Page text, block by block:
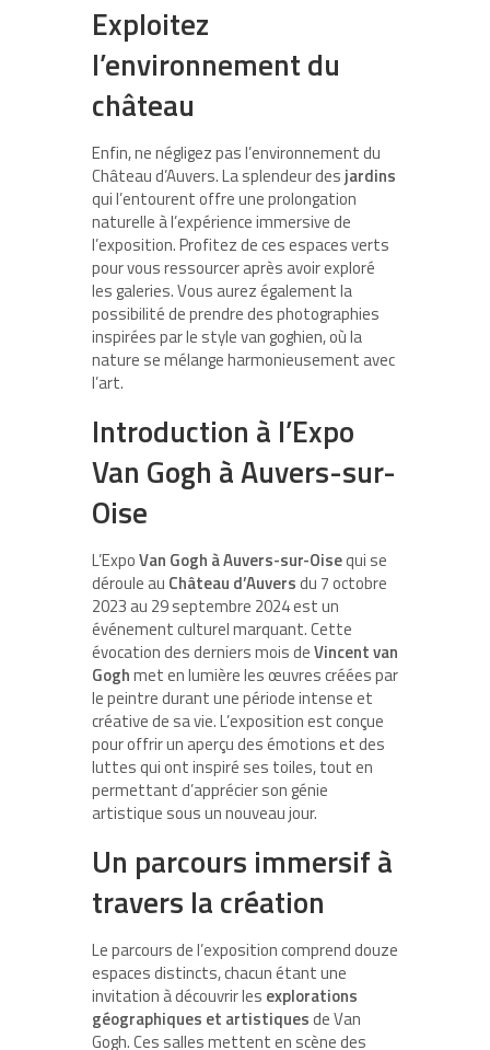
Exploitez
l’environnement du
château
Enfin, ne négligez pas l’environnement du
Château d’Auvers. La splendeur des jardins
qui l’entourent offre une prolongation
naturelle à l’expérience immersive de
l’exposition. Profitez de ces espaces verts
pour vous ressourcer après avoir exploré
les galeries. Vous aurez également la
possibilité de prendre des photographies
inspirées par le style van goghien, où la
nature se mélange harmonieusement avec
l’art.
Introduction à l’Expo
Van Gogh à Auvers-sur-
Oise
L’ExpoVan Gogh à Auvers-sur-Oisequi se
déroule au Château d’Auversdu 7 octobre
2023 au 29 septembre 2024 est un
événement culturel marquant. Cette
évocation des derniers mois deVincent van
Goghmet en lumière les œuvres créées par
le peintre durant une période intense et
créative de sa vie. L’exposition est conçue
pour offrir un aperçu des émotions et des
luttes qui ont inspiré ses toiles, tout en
permettant d’apprécier son génie
artistique sous un nouveau jour.
Un parcours immersif à
travers la création
Le parcours de l’exposition comprend douze
espaces distincts, chacun étant une
invitation à découvrir les explorations
géographiques et artistiquesde Van
Gogh. Ces salles mettent en scène des